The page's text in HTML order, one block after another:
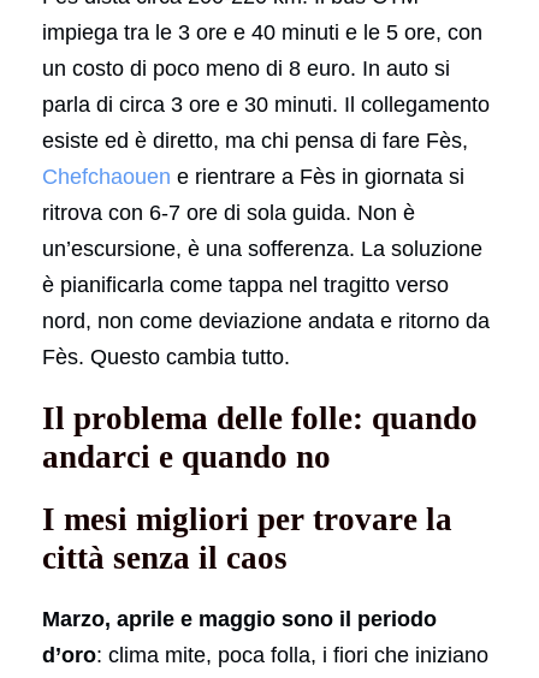
impiega tra le 3 ore e 40 minuti e le 5 ore, con
un costo di poco meno di 8 euro. In auto si
parla di circa 3 ore e 30 minuti. Il collegamento
esiste ed è diretto, ma chi pensa di fare Fès,
Chefchaouen e rientrare a Fès in giornata si
ritrova con 6-7 ore di sola guida. Non è
un’escursione, è una sofferenza. La soluzione
è pianificarla come tappa nel tragitto verso
nord, non come deviazione andata e ritorno da
Fès. Questo cambia tutto.
Il problema delle folle: quando
andarci e quando no
I mesi migliori per trovare la
città senza il caos
Marzo, aprile e maggio sono il periodo
d’oro: clima mite, poca folla, i fiori che iniziano